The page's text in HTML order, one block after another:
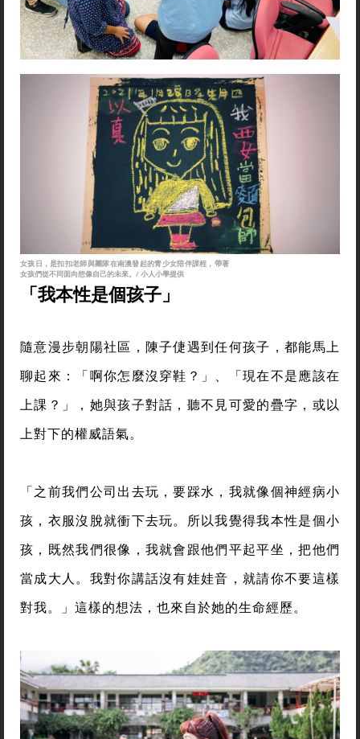
女孩日，是扣扣老師與團隊在南澳發起的青少女陪伴課程，帶著
女孩們從不同面向想像自己的未來。/ 小人小學提供
「我本性是個孩子」
隨意漫步朝陽社區，陳子倢遇到任何孩子，都能馬上
聊起來：「啊你怎麼沒穿鞋？」、「現在不是應該在
上課？」，她與孩子對話，聽不見可愛的疊字，或以
上對下的權威語氣。
「之前我們公司出去玩，要踩水，我就像個神經病小
孩，衣服沒脫就衝下去玩。所以我覺得我本性是個小
孩，既然我們很像，我就會跟他們平起平坐，把他們
當成大人。我對你講話沒有娃娃音，就請你不要這樣
對我。」這樣的想法，也來自於她的生命經歷。